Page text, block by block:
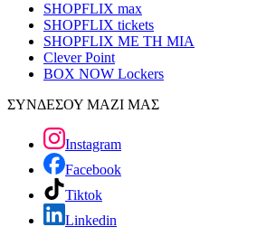
SHOPFLIX max
SHOPFLIX tickets
SHOPFLIX ΜΕ ΤΗ ΜΙΑ
Clever Point
BOX NOW Lockers
ΣΥΝΔΕΣΟΥ ΜΑΖΙ ΜΑΣ
Instagram
Facebook
Tiktok
Linkedin